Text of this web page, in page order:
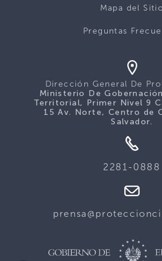
Mapa del Sitio
Preguntas
Dirección General De
Ministerio De
Territorial, Primer Nivel 9
15 Av. Norte, Centro de
Salvador.
2281-0888